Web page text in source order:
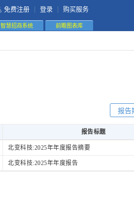
免费注册 登录 购买服务
智慧招商系统 前瞻图表库
报告
报告标题
报告标题
北变科技:2025年年度报告摘要
北变科技:2025年年度报告